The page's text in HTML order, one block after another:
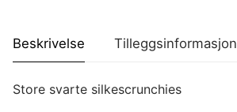
Beskrivelse Tilleggsinformasjon
Store svarte silkescrunchies